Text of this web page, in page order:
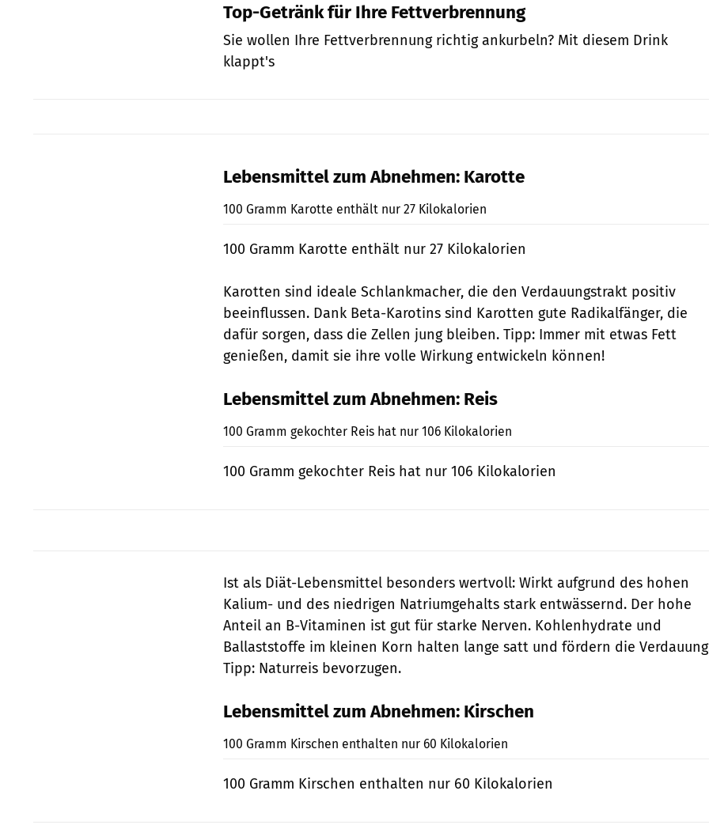
Top-Getränk für Ihre Fettverbrennung
Sie wollen Ihre Fettverbrennung richtig ankurbeln? Mit diesem Drink
klappt's
Lebensmittel zum Abnehmen: Karotte
100 Gramm Karotte enthält nur 27 Kilokalorien
100 Gramm Karotte enthält nur 27 Kilokalorien
Karotten sind ideale Schlankmacher, die den Verdauungstrakt positiv
beeinflussen. Dank Beta-Karotins sind Karotten gute Radikalfänger, die
dafür sorgen, dass die Zellen jung bleiben. Tipp: Immer mit etwas Fett
genießen, damit sie ihre volle Wirkung entwickeln können!
Lebensmittel zum Abnehmen: Reis
100 Gramm gekochter Reis hat nur 106 Kilokalorien
100 Gramm gekochter Reis hat nur 106 Kilokalorien
Ist als Diät-Lebensmittel besonders wertvoll: Wirkt aufgrund des hohen
Kalium- und des niedrigen Natriumgehalts stark entwässernd. Der hohe
Anteil an B-Vitaminen ist gut für starke Nerven. Kohlenhydrate und
Ballaststoffe im kleinen Korn halten lange satt und fördern die
Tipp: Naturreis bevorzugen.
Lebensmittel zum Abnehmen: Kirschen
100 Gramm Kirschen enthalten nur 60 Kilokalorien
100 Gramm Kirschen enthalten nur 60 Kilokalorien